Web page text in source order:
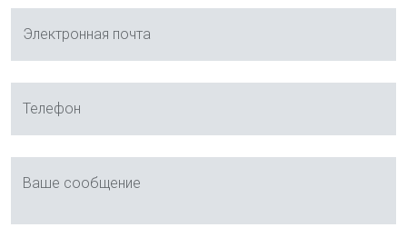
Электронная почта
Телефон
Ваше сообщение